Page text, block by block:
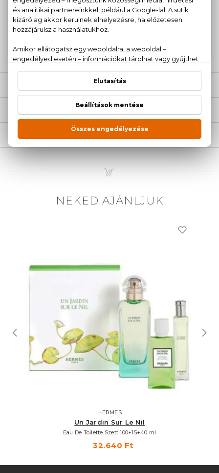
100% eredeti termékek,14 napos visszaküldési
garanciával
Kérdésed van, elakadtál? Hívd ügyfélszolgálatunkat:
NEKED AJÁNLJUK
HERMES
Un Jardin Sur Le Nil
Eau De Toilette Szett 100+15+40 ml
32.640 Ft